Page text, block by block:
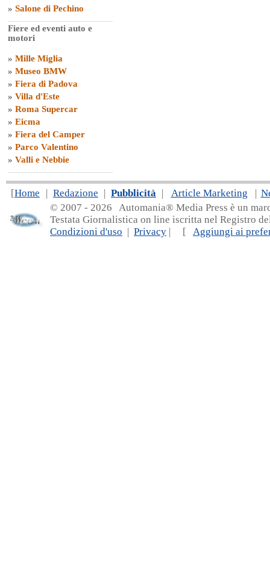
» Salone di Pechino
Fiere ed eventi auto e
motori
» Mille Miglia
» Museo BMW
» Fiera di Padova
» Villa d'Este
» Roma Supercar
» Eicma
» Fiera del Camper
» Parco Valentino
» Valli e Nebbie
[Home | Redazione | Pubblicità | Article Marketing |
© 2007 - 2026 Automania® Media Press è un
Testata Giornalistica on line iscritta nel Registro
Condizioni d'uso | Privacy | [ Aggiungi ai